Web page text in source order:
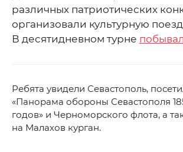
различных патриотических
организовали культурную
В десятидневном турне
Ребята увидели Севастополь,
«Панорама обороны Севастополя
годов» и Черноморского флота, а
на Малахов курган.